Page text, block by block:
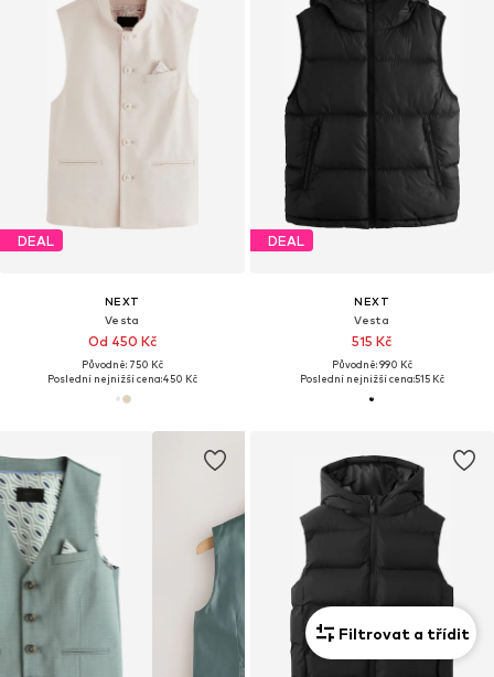
DEAL
NEXT
Vesta
Od 450 Kč
Původně: 750 Kč
Poslední nejnižší cena:450 Kč
DEAL
NEXT
Vesta
515 Kč
Původně: 990 Kč
Poslední nejnižší cena:515 Kč
Filtrovat a třídit